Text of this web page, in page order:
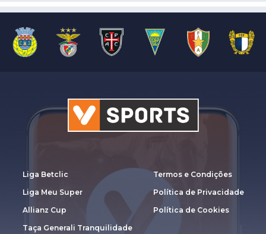
Liga Betclic
Liga Meu Super
Allianz Cup
Taça Generali Tranquilidade
Termos e Condições
Política de Privacidade
Política de Cookies